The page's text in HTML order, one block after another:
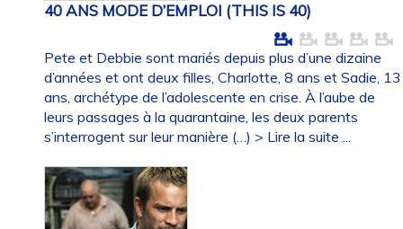
40 ANS MODE D’EMPLOI (THIS IS 40)
Pete et Debbie sont mariés depuis plus d’une dizaine
d’années et ont deux filles, Charlotte, 8 ans et Sadie, 13
ans, archétype de l’adolescente en crise. À l’aube de
leurs passages à la quarantaine, les deux parents
s’interrogent sur leur manière (…) > Lire la suite ...